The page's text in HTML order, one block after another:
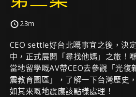
23m
CEO settle好台北嘅事宜之後，決
中，正式展開「尋找他媽」之旅！
當地留學嘅AV帶CEO去參觀「光復
震教育園區」，了解一下台灣歷史
如其來嘅地震應該點樣處理！